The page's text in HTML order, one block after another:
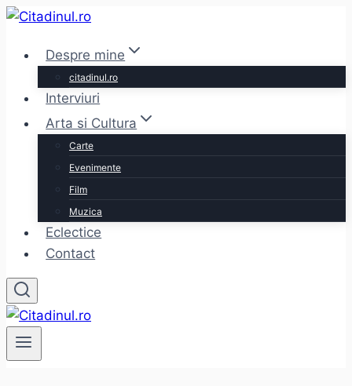
Skip
contentDespre mine
citadinul.ro
Interviuri
Arta si Cultura
Carte
Evenimente
Film
Muzica
Eclectice
Contact